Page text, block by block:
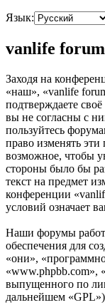
Язык:
vanlife
Заходя на
«наш», «vanlife
подтверждаете
вы не согласны с
пользуйтесь
право изменять
возможное, чтобы
стороны было бы
текст на предмет
конференции
условий означает
Наши форумы
обеспечения для
«они»,
«www.phpbb.com»,
выпущенного по
дальнейшем